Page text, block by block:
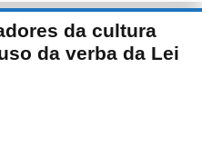
da cultura
da verba da Lei